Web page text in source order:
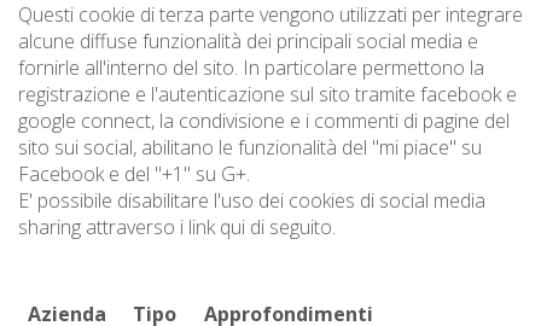
Questi cookie di terza parte vengono utilizzati per integrare
alcune diffuse funzionalità dei principali social media e
fornirle all'interno del sito. In particolare permettono la
registrazione e l'autenticazione sul sito tramite facebook e
google connect, la condivisione e i commenti di pagine del
sito sui social, abilitano le funzionalità del "mi piace" su
Facebook e del "+1" su G+.
E' possibile disabilitare l'uso dei cookies di social media
sharing attraverso i link qui di seguito.
Azienda Tipo
Approfondimenti